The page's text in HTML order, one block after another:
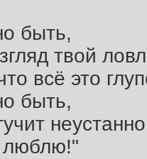
быть,
твой
всё это
быть,
неустанно